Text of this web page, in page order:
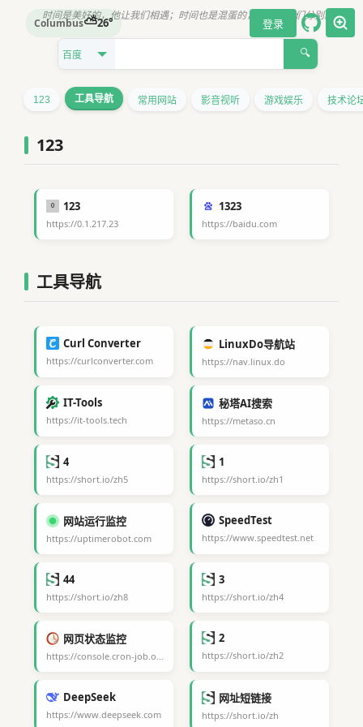
Columbus⛅26°
时间是美好的，他让我们相遇；时间也是混蛋的，他又让我们分别。
🔍
123 工具导航 常用网站 影音视听 游戏娱乐 技术论
登录
123
123
https://0.1.217.23
1323
https://baidu.com
工具导航
Curl Converter
https://curlconverter.com
LinuxDo导航站
https://nav.linux.do
IT-Tools
https://it-tools.tech
秘塔AI搜索
https://metaso.cn
4
https://short.io/zh5
1
https://short.io/zh1
网站运行监控
https://uptimerobot.com
SpeedTest
https://www.speedtest.net
44
https://short.io/zh8
3
https://short.io/zh4
网页状态监控
https://console.cron-job.org
2
https://short.io/zh2
DeepSeek
https://www.deepseek.com
网址短链接
https://short.io/zh